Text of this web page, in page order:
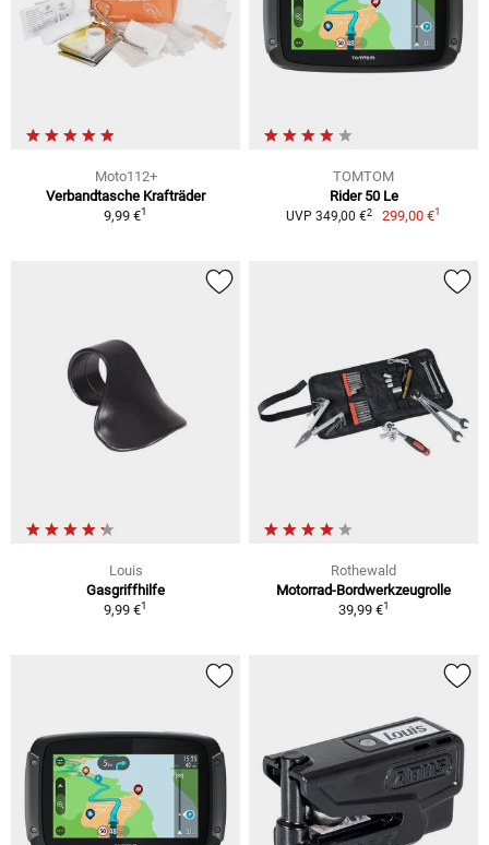
Moto112+
Verbandtasche Krafträder
9,99 €1
TOMTOM
Rider 50 Le
UVP 349,00 €2 299,00 €1
Louis
Gasgriffhilfe
9,99 €1
Rothewald
Motorrad-Bordwerkzeugrolle
39,99 €1